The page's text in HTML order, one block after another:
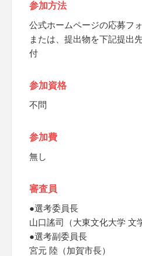
参加方法
公式ホームページの応募フ
または、提出物を下記提出
付
参加資格
不問
参加費
無し
審査員
●選考委員長
山口謠司（大東文化大学 文
●選考副委員長
宮元 陸（加賀市長）